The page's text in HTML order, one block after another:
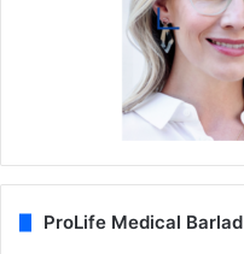
ProLife Medical Barlad